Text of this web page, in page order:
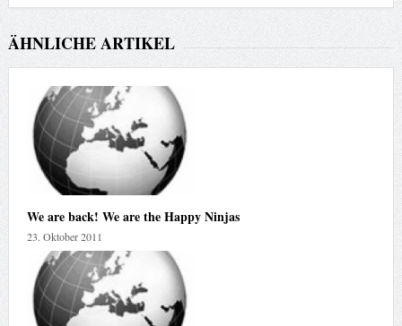
ÄHNLICHE ARTIKEL
We are back! We are the Happy Ninjas
23. Oktober 2011